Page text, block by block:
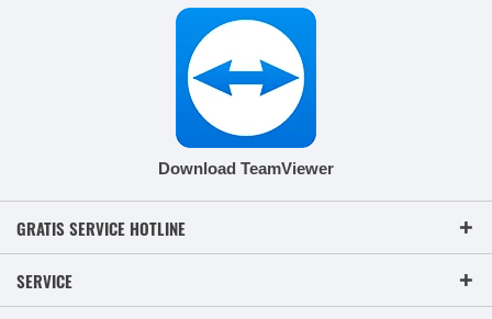
Download TeamViewer
GRATIS SERVICE HOTLINE
SERVICE